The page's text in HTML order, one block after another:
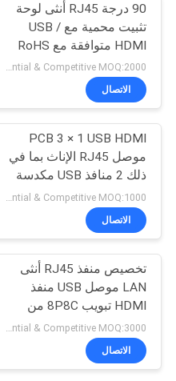
اطلب
اقتباس
خريطة
الموقع
سياسة
الخصوصية
PCB RJ45 جاك
16
RJ45 100قاعدة T
11
90 درجة RJ45 أنثى لوحة
تثبيت محمية مع USB /
HDMI متوافقة مع RoHS
Preferential & Competitive MOQ:2000
الاتصال
PCB 3 × 1 USB HDMI
موصل RJ45 الإناث بما في
ذلك 2 منافذ USB مكدسة
Preferential & Competitive MOQ:1000
الاتصال
تخصيص منفذ RJ45 أنثى
LAN موصل USB منفذ
HDMI تبويب 8P8C من
خلال ثقب اللحيم
الاتصال